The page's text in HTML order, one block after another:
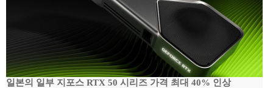
일본의 일부 지포스 RTX 50 시리즈 가격 최대 40% 인상